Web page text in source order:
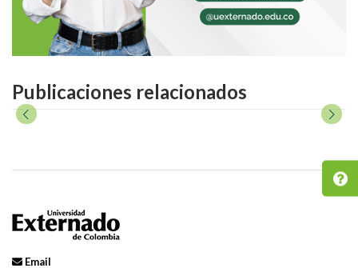
Publicaciones relacionados
Email